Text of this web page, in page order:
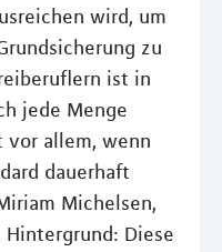
wird, um
zu
ist in
jede Menge
vor allem, wenn
dauerhaft
Michelsen,
Hintergrund: Diese